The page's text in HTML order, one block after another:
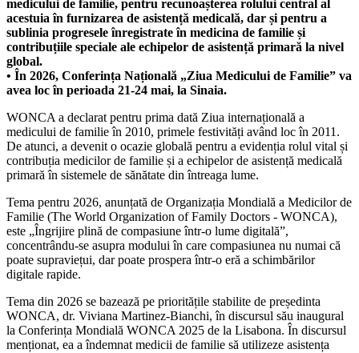
medicului de familie, pentru recunoașterea rolului central al
acestuia în furnizarea de asistență medicală, dar și pentru a
sublinia progresele înregistrate în medicina de familie și
contribuțiile speciale ale echipelor de asistență primară la nivel
global.
• În 2026, Conferința Națională „Ziua Medicului de Familie” va
avea loc în perioada 21-24 mai, la Sinaia.
WONCA a declarat pentru prima dată Ziua internațională a
medicului de familie în 2010, primele festivități având loc în 2011.
De atunci, a devenit o ocazie globală pentru a evidenția rolul vital și
contribuția medicilor de familie și a echipelor de asistență medicală
primară în sistemele de sănătate din întreaga lume.
Tema pentru 2026, anunțată de Organizația Mondială a Medicilor de
Familie (The World Organization of Family Doctors - WONCA),
este „Îngrijire plină de compasiune într-o lume digitală”,
concentrându-se asupra modului în care compasiunea nu numai că
poate supraviețui, dar poate prospera într-o eră a schimbărilor
digitale rapide.
Tema din 2026 se bazează pe prioritățile stabilite de președinta
WONCA, dr. Viviana Martinez-Bianchi, în discursul său inaugural
la Conferința Mondială WONCA 2025 de la Lisabona. În discursul
menționat, ea a îndemnat medicii de familie să utilizeze asistența